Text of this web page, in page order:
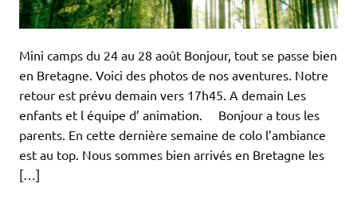
Mini camps du 24 au 28 août Bonjour, tout se passe bien
en Bretagne. Voici des photos de nos aventures. Notre
retour est prévu demain vers 17h45. A demain Les
enfants et l équipe d’ animation. Bonjour a tous les
parents. En cette dernière semaine de colo l’ambiance
est au top. Nous sommes bien arrivés en Bretagne les
[…]